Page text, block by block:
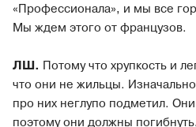
«Профессионала», и мы все
Мы ждем этого от французов.
ЛШ. Потому что хрупкость и
что они не жильцы.
про них неглупо подметил.
поэтому они должны